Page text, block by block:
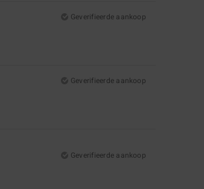
Geverifieerde aankoop
Geverifieerde aankoop
Geverifieerde aankoop